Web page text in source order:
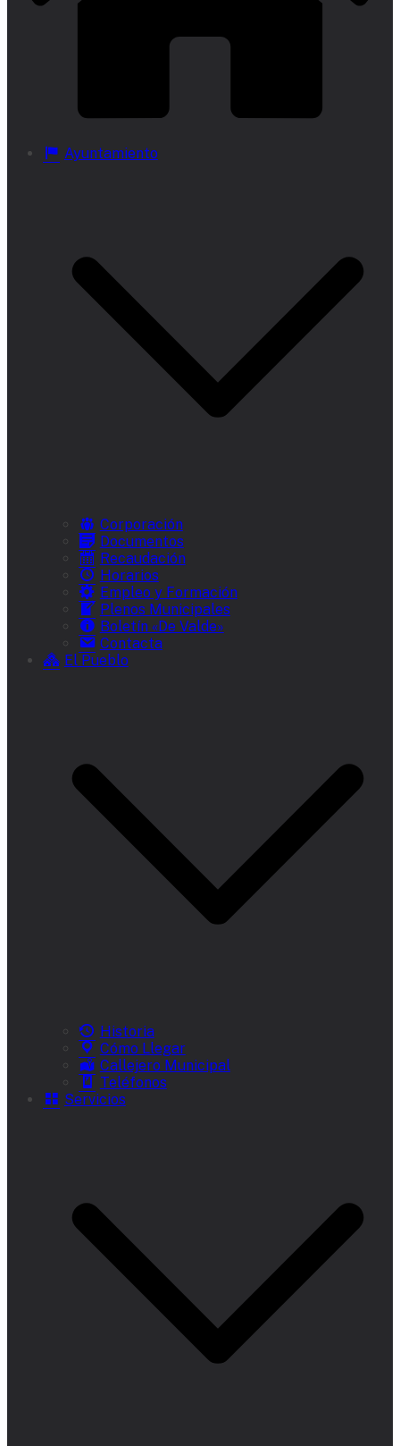
Ayuntamiento
Corporación
Documentos
Recaudación
Horarios
Empleo y Formación
Plenos Municipales
Boletín «De Valde»
Contacta
El Pueblo
Historia
Cómo Llegar
Callejero Municipal
Teléfonos
Servicios